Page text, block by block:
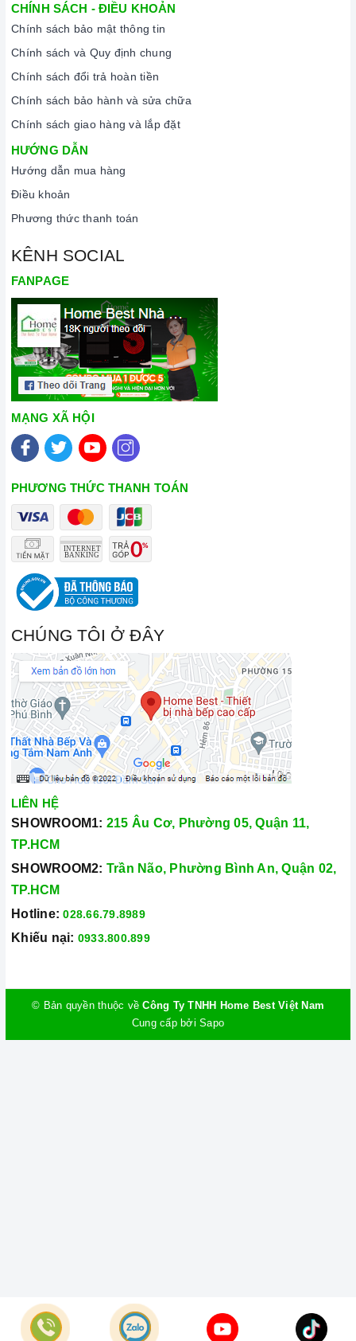
CHÍNH SÁCH - ĐIỀU KHOẢN
Chính sách bảo mật thông tin
Chính sách và Quy định chung
Chính sách đổi trả hoàn tiền
Chính sách bảo hành và sửa chữa
Chính sách giao hàng và lắp đặt
HƯỚNG DẪN
Hướng dẫn mua hàng
Điều khoản
Phương thức thanh toán
KÊNH SOCIAL
FANPAGE
MẠNG XÃ HỘI
PHƯƠNG THỨC THANH TOÁN
CHÚNG TÔI Ở ĐÂY
LIÊN HỆ
SHOWROOM1: 215 Âu Cơ, Phường 05, Quận 11,
TP.HCM
SHOWROOM2: Trần Não, Phường Bình An, Quận 02,
TP.HCM
Hotline: 028.66.79.8989
Khiếu nại: 0933.800.899
© Bản quyền thuộc vềCông Ty TNHH Home Best Việt Nam
Cung cấp bởiSapo